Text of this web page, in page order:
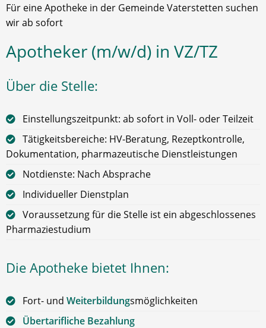
Für eine Apotheke in der Gemeinde Vaterstetten suchen
wir ab sofort
Apotheker (m/w/d) in VZ/TZ
Über die Stelle:
Einstellungszeitpunkt: ab sofort in Voll- oder Teilzeit
Tätigkeitsbereiche: HV-Beratung, Rezeptkontrolle,
Dokumentation, pharmazeutische Dienstleistungen
Notdienste: Nach Absprache
Individueller Dienstplan
Voraussetzung für die Stelle ist ein abgeschlossenes
Pharmaziestudium
Die Apotheke bietet Ihnen:
Fort- und Weiterbildungsmöglichkeiten
Übertarifliche Bezahlung